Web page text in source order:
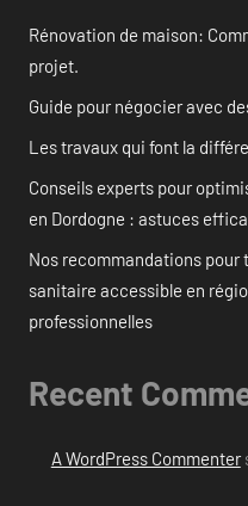
Rénovation de maison:
projet.
Guide pour négocier avec
Les travaux qui font la
Conseils experts pour
en Dordogne : astuces
Nos recommandations pour
sanitaire accessible en
professionnelles
Recent
A WordPress Commenter